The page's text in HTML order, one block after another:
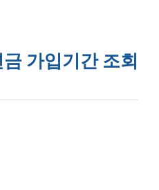
가입기간 조회